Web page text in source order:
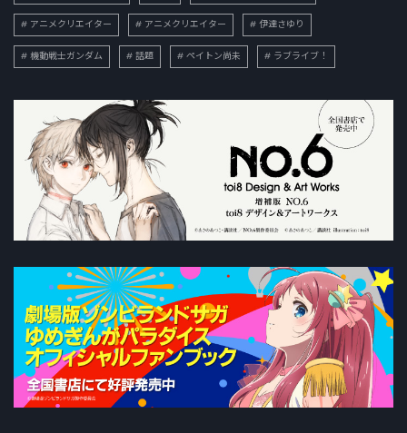
アニメクリエイター アニメクリエイター 伊達さゆり
機動戦士ガンダム 話題 ペイトン尚未 ラブライブ！